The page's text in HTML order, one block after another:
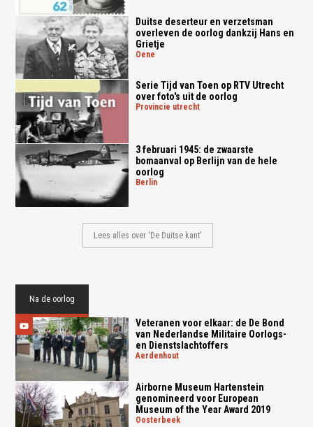
Duitse deserteur en verzetsman
overleven de oorlog dankzij Hans en
Grietje
oene
Serie Tijd van Toen op RTV Utrecht
over foto's uit de oorlog
provincie utrecht
3 februari 1945: de zwaarste
bomaanval op Berlijn van de hele
oorlog
berlin
Lees alles over 'De Duitse kant'
Na de oorlog
Veteranen voor elkaar: de De Bond
van Nederlandse Militaire Oorlogs-
en Dienstslachtoffers
aerdenhout
Airborne Museum Hartenstein
genomineerd voor European
Museum of the Year Award 2019
oosterbeek